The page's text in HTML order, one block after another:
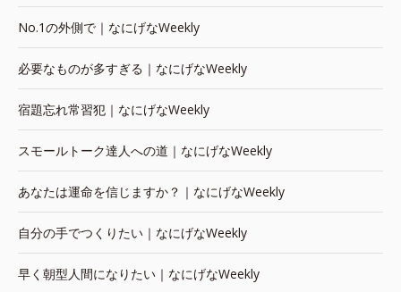
No.1の外側で｜なにげなWeekly
必要なものが多すぎる｜なにげなWeekly
宿題忘れ常習犯｜なにげなWeekly
スモールトーク達人への道｜なにげなWeekly
あなたは運命を信じますか？｜なにげなWeekly
自分の手でつくりたい｜なにげなWeekly
早く朝型人間になりたい｜なにげなWeekly